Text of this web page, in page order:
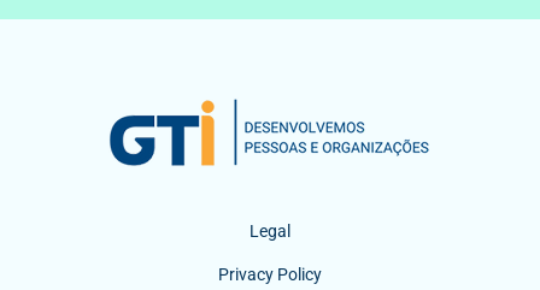
Legal
Privacy Policy